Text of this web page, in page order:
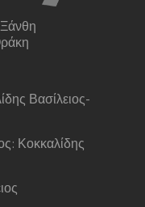
Βασίλειος-
Κοκκαλίδης